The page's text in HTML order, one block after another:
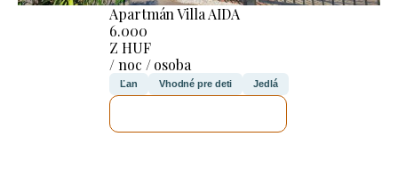
Apartmán Villa AIDA
6.000
Z HUF
/ noc / osoba
Ľan Vhodné pre deti Jedlá